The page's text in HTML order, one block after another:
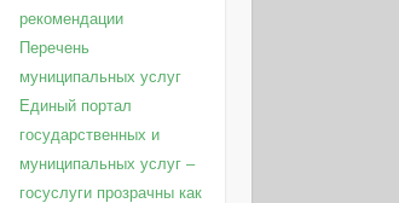
рекомендации
Перечень
муниципальных услуг
Единый портал
государственных и
муниципальных услуг –
госуслуги прозрачны как